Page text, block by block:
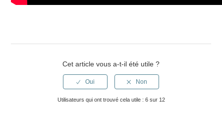
Cet article vous a-t-il été utile ?
Utilisateurs qui ont trouvé cela utile : 6 sur 12